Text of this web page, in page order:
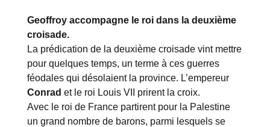
Geoffroy accompagne le roi dans la deuxième
croisade.
La prédication de la deuxième croisade vint mettre
pour quelques temps, un terme à ces guerres
féodales qui désolaient la province. L’empereur
Conrad et le roi Louis VII prirent la croix.
Avec le roi de France partirent pour la Palestine
un grand nombre de barons, parmi lesquels se